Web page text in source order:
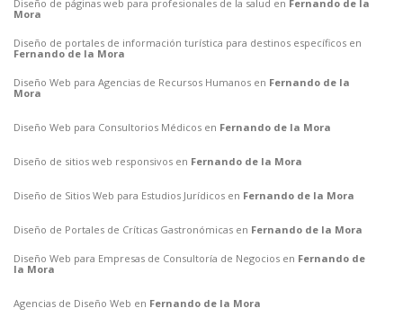
Diseño de páginas web para profesionales de la salud en Fernando de la
Mora
Diseño de portales de información turística para destinos específicos en
Fernando de la Mora
Diseño Web para Agencias de Recursos Humanos en Fernando de la
Mora
Diseño Web para Consultorios Médicos en Fernando de la Mora
Diseño de sitios web responsivos en Fernando de la Mora
Diseño de Sitios Web para Estudios Jurídicos en Fernando de la Mora
Diseño de Portales de Críticas Gastronómicas en Fernando de la Mora
Diseño Web para Empresas de Consultoría de Negocios en Fernando de
la Mora
Agencias de Diseño Web en Fernando de la Mora